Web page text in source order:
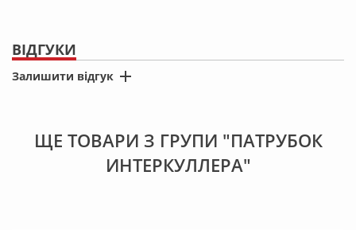
ВІДГУКИ
Залишити відгук
ЩЕ ТОВАРИ З ГРУПИ "ПАТРУБОК
ИНТЕРКУЛЛЕРА"